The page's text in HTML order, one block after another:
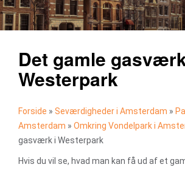
Det gamle
Westerpark
Forside » Seværdigheder i Amsterdam »
Amsterdam » Omkring Vondelpark i
gasværk i Westerpark
Hvis du vil se, hvad man kan få ud af et